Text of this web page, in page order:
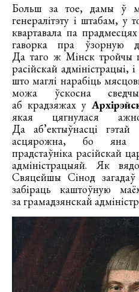
Больш за тое, дамы ў
генералітэту і штабам, у
квартавала па
гаворка пра ўзорную
Да таго ж Мінск тройчы
расійскай
што маглі нарабіць
можа ўскосна
аб крадзяжах у
якая цягнулася
Да аб’ектыўнасці гэтай
асцярожна, бо яна
прадстаўніка расійскай
адміністрацыяй. Як
Свяцейшы Сінод
забіраць каштоўную
за грамадзянскай